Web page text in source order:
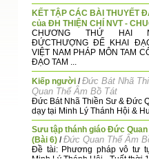
KẾT TẬP CÁC BÀI THUYẾT
của ĐH THIỆN CHÍ NVT -
CHƯƠNG THỨ HAI
ĐỨCTHƯỢNG ĐẾ KHAI
VIỆT NAM PHÁP MÔN TAM
ĐẠO TAM ...
Kiếp người /Đức Bát Nhã
Quan Thế Âm Bồ Tát
Đức Bát Nhã Thiền Sư & Đức
dạy tại Minh Lý Thánh Hội &
Sưu tập thánh giáo Đức Quan
(Bài 6) /Đức Quan Thế Âm
Đề tài: Phương pháp vô tư
Minh Lý Thánh Hội - Tuất thời